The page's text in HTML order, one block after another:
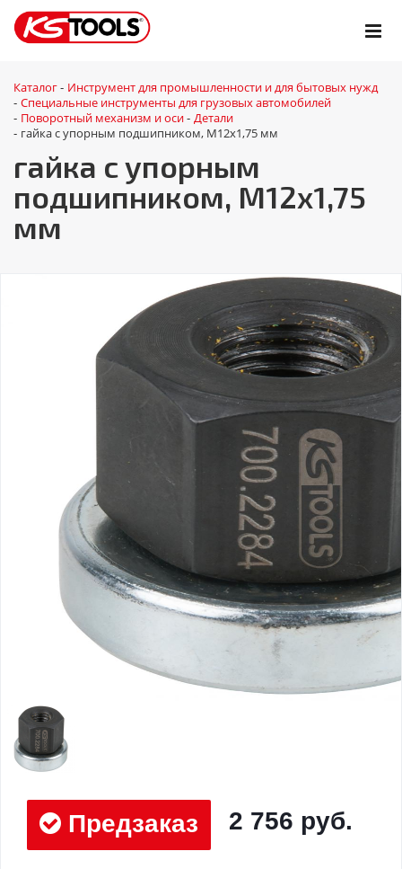
Каталог - Инструмент для промышленности и для бытовых нужд
- Специальные инструменты для грузовых автомобилей
- Поворотный механизм и оси - Детали
- гайка с упорным подшипником, M12x1,75 мм
гайка с упорным
подшипником, M12x1,75
мм
Предзаказ 2 756 руб.